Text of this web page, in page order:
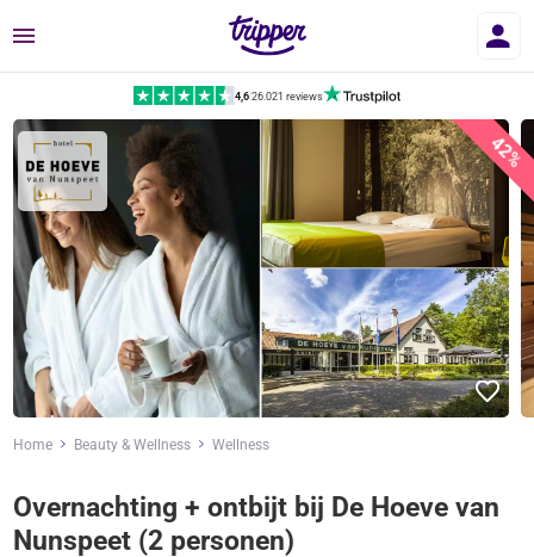
Menu
4,6|26.021 reviews
42%
Home Beauty & Wellness Wellness
Overnachting + ontbijt bij De Hoeve van
Nunspeet (2 personen)